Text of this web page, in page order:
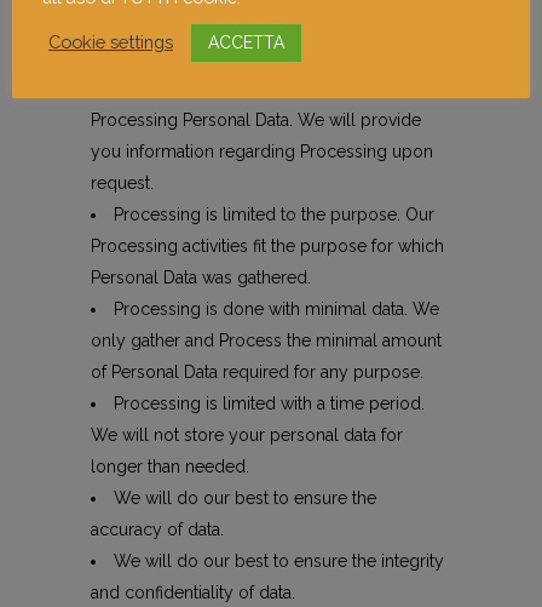
Processing is lawful, fair, transparent. Our
Processing activities have lawful grounds. We
Processing Personal Data. We will provide
you information regarding Processing upon
request.
Processing is limited to the purpose. Our
Processing activities fit the purpose for which
Personal Data was gathered.
Processing is done with minimal data. We
only gather and Process the minimal amount
of Personal Data required for any purpose.
Processing is limited with a time period.
We will not store your personal data for
longer than needed.
We will do our best to ensure the
accuracy of data.
We will do our best to ensure the integrity
and confidentiality of data.
Cookie settings ACCETTA